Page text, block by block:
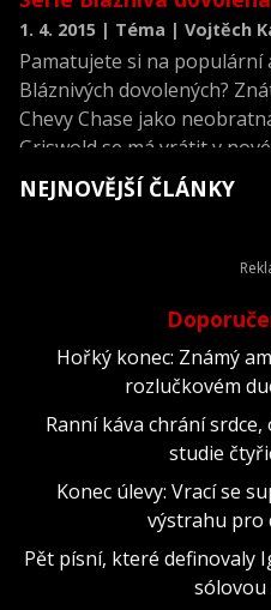
1. 4. 2015 | Téma | Vojtěch
Pamatujete si na
Bláznivých dovolených?
Chevy Chase jako
Griswold se má vrátit v
kompletní restart série s
NEJNOVĚJŠÍ ČLÁNKY
Hořký konec: Známý
rozlučkovém
Ranní káva chrání
studie
Konec úlevy: Vrací se
výstrahu pro
Pět písní, které definovaly
sólovou